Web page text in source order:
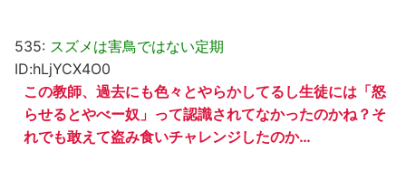
535: スズメは害鳥ではない定期
ID:hLjYCX4O0
この教師、過去にも色々とやらかしてるし生徒には「怒
らせるとやべー奴」って認識されてなかったのかね？そ
れでも敢えて盗み食いチャレンジしたのか…